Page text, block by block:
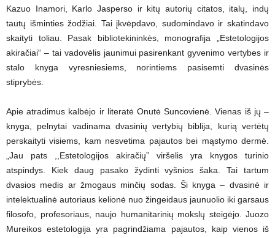
Kazuo Inamori, Karlo Jasperso ir kitų autorių citatos, italų, indų
tautų išminties žodžiai. Tai įkvėpdavo, sudomindavo ir skatindavo
skaityti toliau. Pasak bibliotekininkės, monografija „Estetologijos
akiračiai“ – tai vadovėlis jaunimui pasirenkant gyvenimo vertybes ir
stalo knyga vyresniesiems, norintiems pasisemti dvasinės
stiprybės.
Apie atradimus kalbėjo ir literatė Onutė Suncovienė. Vienas iš jų –
knyga, pelnytai vadinama dvasinių vertybių biblija, kurią vertėtų
perskaityti visiems, kam nesvetima pajautos bei mąstymo dermė.
„Jau pats ,,Estetologijos akiračių” viršelis yra knygos turinio
atspindys. Kiek daug pasako žydinti vyšnios šaka. Tai tartum
dvasios medis ar žmogaus minčių sodas. Ši knyga – dvasinė ir
intelektualinė autoriaus kelionė nuo žingeidaus jaunuolio iki garsaus
filosofo, profesoriaus, naujo humanitarinių mokslų steigėjo. Juozo
Mureikos estetologija yra pagrindžiama pajautos, kaip vienos iš